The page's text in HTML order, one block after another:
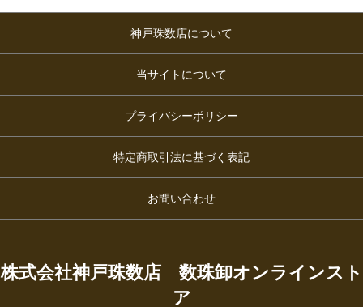
神戸珠数店について
当サイトについて
プライバシーポリシー
特定商取引法に基づく表記
お問い合わせ
株式会社神戸珠数店 数珠卸オンラインスト
ア